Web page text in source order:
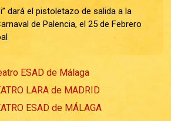
dará el pistoletazo de salida a la
de Palencia, el 25 de Febrero
ESAD de Málaga
LARA de MADRID
ESAD de MÁLAGA